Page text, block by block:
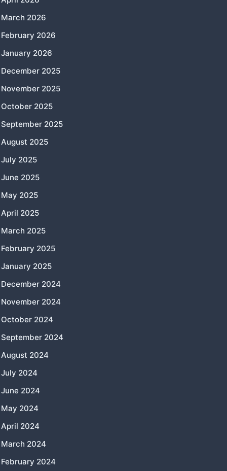
March 2026
February 2026
January 2026
December 2025
November 2025
October 2025
September 2025
August 2025
July 2025
June 2025
May 2025
April 2025
March 2025
February 2025
January 2025
December 2024
November 2024
October 2024
September 2024
August 2024
July 2024
June 2024
May 2024
April 2024
March 2024
February 2024